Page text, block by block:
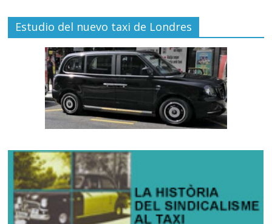
Estudio del nuevo taxi de Londres